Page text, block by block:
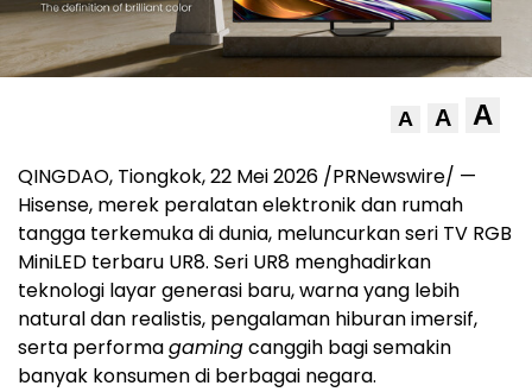
A A A
QINGDAO, Tiongkok, 22 Mei 2026 /PRNewswire/ —
Hisense, merek peralatan elektronik dan rumah
tangga terkemuka di dunia, meluncurkan seri TV RGB
MiniLED terbaru UR8. Seri UR8 menghadirkan
teknologi layar generasi baru, warna yang lebih
natural dan realistis, pengalaman hiburan imersif,
serta performagamingcanggih bagi semakin
banyak konsumen di berbagai negara.